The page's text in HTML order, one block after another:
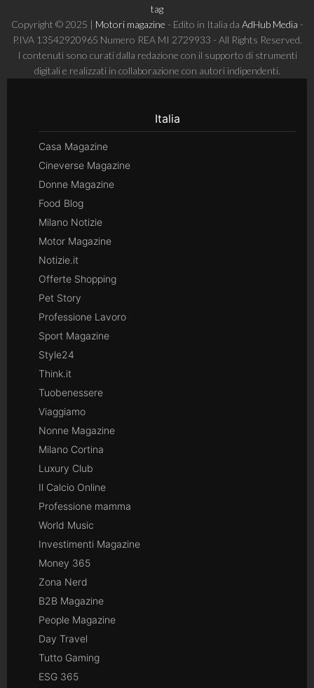
tag
Copyright © 2025 | Motori magazine - Edito in Italia da AdHub Media -
P.IVA 13542920965 Numero REA MI 2729933 - All Rights Reserved.
I contenuti sono curati dalla redazione con il supporto di strumenti
digitali e realizzati in collaborazione con autori indipendenti.
Italia
Casa Magazine
Cineverse Magazine
Donne Magazine
Food Blog
Milano Notizie
Motor Magazine
Notizie.it
Offerte Shopping
Pet Story
Professione Lavoro
Sport Magazine
Style24
Think.it
Tuobenessere
Viaggiamo
Nonne Magazine
Milano Cortina
Luxury Club
Il Calcio Online
Professione mamma
World Music
Investimenti Magazine
Money 365
Zona Nerd
B2B Magazine
People Magazine
Day Travel
Tutto Gaming
ESG 365